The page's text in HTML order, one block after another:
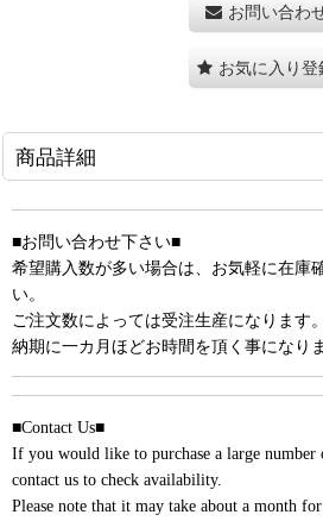
お問い合わ
お気に入り登
商品詳細
■お問い合わせ下さい■
希望購入数が多い場合は、お気軽に在庫
い。
ご注文数によっては受注生産になります。
納期に一カ月ほどお時間を頂く事になり
■Contact Us■
If you would like to purchase a large number
contact us to check availability.
Please note that it may take about a month